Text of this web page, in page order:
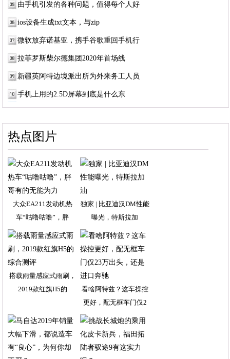
由手机引发的各种问题，值得每个人好
ios设备生成txt文本，与zip
微软放弃诺基亚，携手谷歌重回手机行
拉菲罗斯柴尔德集团2020年首场线
新疆英阿特边境派出所为外来务工人员
手机上用的2.5D屏幕到底是什么东
热点图片
大众EA211发动机热
车“咕噜咕噜”，胖
独家 | 比亚迪汉DM性能
曝光，特斯拉加
搭载雨量感应式雨刷，
2019款红旗H5的
看啥阿特兹？这车操控
更好，配无框车门仅2